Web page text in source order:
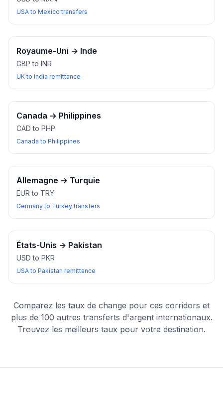
USA to Mexico transfers
Royaume-Uni → Inde
GBP to INR
UK to India remittance
Canada → Philippines
CAD to PHP
Canada to Philippines
Allemagne → Turquie
EUR to TRY
Germany to Turkey transfers
États-Unis → Pakistan
USD to PKR
USA to Pakistan remittance
Comparez les taux de change pour ces corridors et
plus de 100 autres transferts d'argent internationaux.
Trouvez les meilleurs taux pour votre destination.